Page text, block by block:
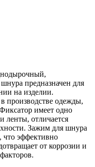
предназначен для
на изделии.
производстве одежды,
имеет одно
ленты, отличается
Зажим для шнура
что эффективно
от коррозии и